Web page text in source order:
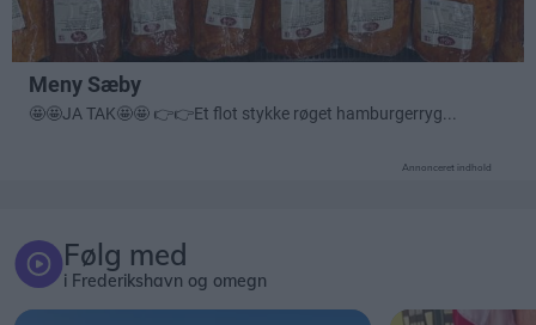
Annonceret indhold
Følg med
i Frederikshavn og omegn